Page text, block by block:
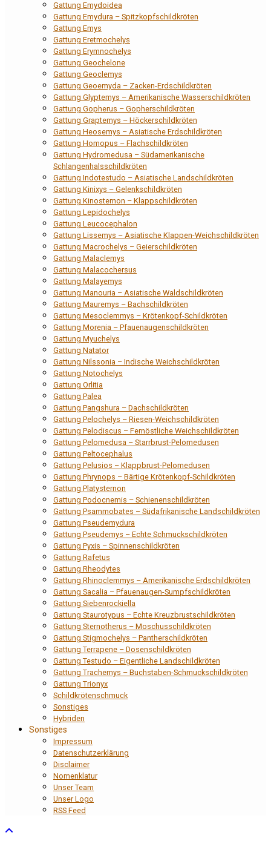
Gattung Emydoidea
Gattung Emydura – Spitzkopfschildkröten
Gattung Emys
Gattung Eretmochelys
Gattung Erymnochelys
Gattung Geochelone
Gattung Geoclemys
Gattung Geoemyda – Zacken-Erdschildkröten
Gattung Glyptemys – Amerikanische Wasserschildkröten
Gattung Gopherus – Gopherschildkröten
Gattung Graptemys – Höckerschildkröten
Gattung Heosemys – Asiatische Erdschildkröten
Gattung Homopus – Flachschildkröten
Gattung Hydromedusa – Südamerikanische
Schlangenhalsschildkröten
Gattung Indotestudo – Asiatische Landschildkröten
Gattung Kinixys – Gelenkschildkröten
Gattung Kinosternon – Klappschildkröten
Gattung Lepidochelys
Gattung Leucocephalon
Gattung Lissemys – Asiatische Klappen-Weichschildkröten
Gattung Macrochelys – Geierschildkröten
Gattung Malaclemys
Gattung Malacochersus
Gattung Malayemys
Gattung Manouria – Asiatische Waldschildkröten
Gattung Mauremys – Bachschildkröten
Gattung Mesoclemmys – Krötenkopf-Schildkröten
Gattung Morenia – Pfauenaugenschildkröten
Gattung Myuchelys
Gattung Natator
Gattung Nilssonia – Indische Weichschildkröten
Gattung Notochelys
Gattung Orlitia
Gattung Palea
Gattung Pangshura – Dachschildkröten
Gattung Pelochelys – Riesen-Weichschildkröten
Gattung Pelodiscus – Fernöstliche Weichschildkröten
Gattung Pelomedusa – Starrbrust-Pelomedusen
Gattung Peltocephalus
Gattung Pelusios – Klappbrust-Pelomedusen
Gattung Phrynops – Bärtige Krötenkopf-Schildkröten
Gattung Platysternon
Gattung Podocnemis – Schienenschildkröten
Gattung Psammobates – Südafrikanische Landschildkröten
Gattung Pseudemydura
Gattung Pseudemys – Echte Schmuckschildkröten
Gattung Pyxis – Spinnenschildkröten
Gattung Rafetus
Gattung Rheodytes
Gattung Rhinoclemmys – Amerikanische Erdschildkröten
Gattung Sacalia – Pfauenaugen-Sumpfschildkröten
Gattung Siebenrockiella
Gattung Staurotypus – Echte Kreuzbrustschildkröten
Gattung Sternotherus – Moschusschildkröten
Gattung Stigmochelys – Pantherschildkröten
Gattung Terrapene – Dosenschildkröten
Gattung Testudo – Eigentliche Landschildkröten
Gattung Trachemys – Buchstaben-Schmuckschildkröten
Gattung Trionyx
Schildkrötenschmuck
Sonstiges
Hybriden
Sonstiges
Impressum
Datenschutzerklärung
Disclaimer
Nomenklatur
Unser Team
Unser Logo
RSS Feed